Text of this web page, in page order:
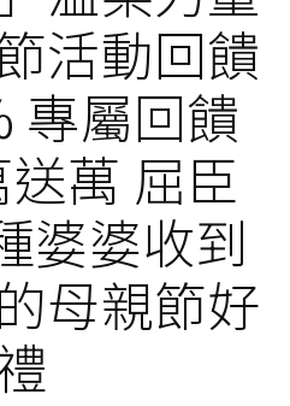
活動回饋
專屬回饋
萬 屈臣
婆婆收到
母親節好